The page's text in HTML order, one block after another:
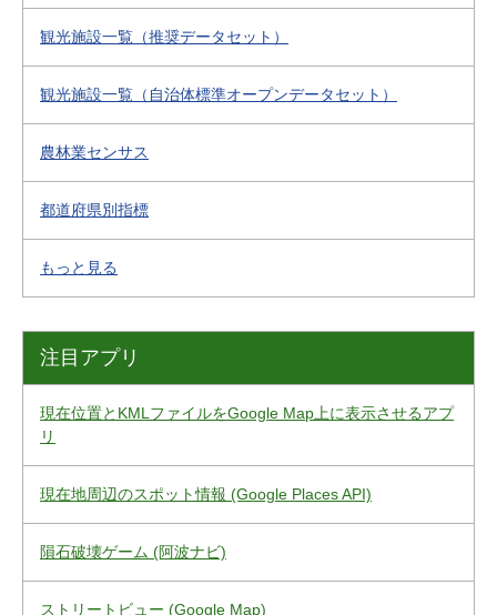
観光施設一覧（推奨データセット）
観光施設一覧（自治体標準オープンデータセット）
農林業センサス
都道府県別指標
もっと見る
注目アプリ
現在位置とKMLファイルをGoogle Map上に表示させるアプ
リ
現在地周辺のスポット情報 (Google Places API)
隕石破壊ゲーム (阿波ナビ)
ストリートビュー (Google Map)